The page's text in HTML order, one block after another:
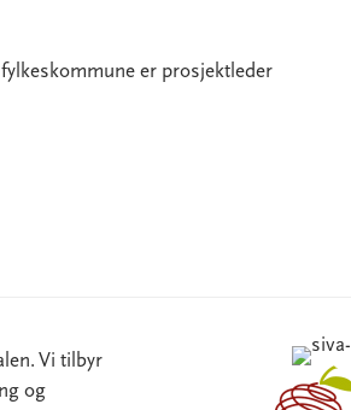
er prosjektleder
Vi tilbyr
og